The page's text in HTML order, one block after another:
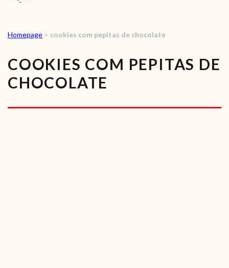
RECEITAS
VÍDEOS
RECEITAS VEGGIE
Homepage > cookies com pepitas de chocolate
COOKIES COM PEPITAS DE
CHOCOLATE